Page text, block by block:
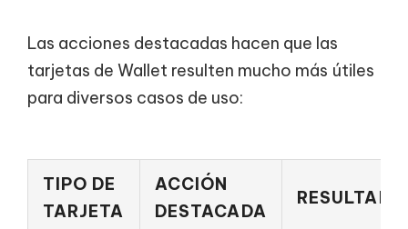
Las acciones destacadas hacen que las
tarjetas de Wallet resulten mucho más útiles
para diversos casos de uso:
TIPO DE
TARJETA
ACCIÓN
DESTACADA
RESULTADO